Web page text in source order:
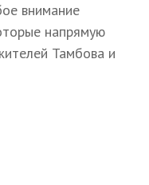
внимание
напрямую
Тамбова и